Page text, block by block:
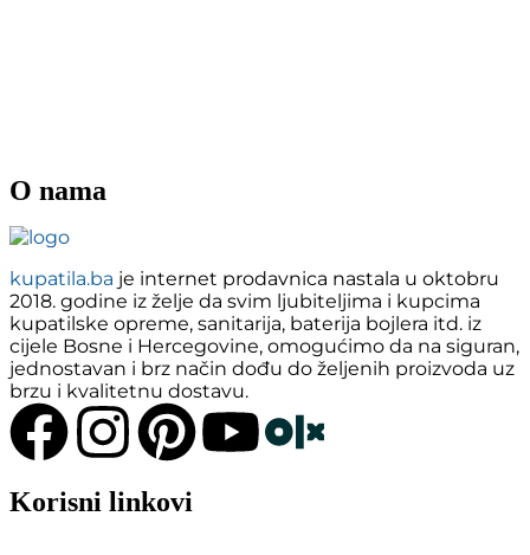
O nama
kupatila.ba je internet prodavnica nastala u oktobru
2018. godine iz želje da svim ljubiteljima i kupcima
kupatilske opreme, sanitarija, baterija bojlera itd. iz
cijele Bosne i Hercegovine, omogućimo da na siguran,
jednostavan i brz način dođu do željenih proizvoda uz
brzu i kvalitetnu dostavu.
Korisni linkovi